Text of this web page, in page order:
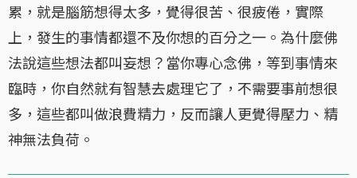
累，就是腦筋想得太多，覺得很苦、很疲倦，實際
上，發生的事情都還不及你想的百分之一。為什麼佛
法說這些想法都叫妄想？當你專心念佛，等到事情來
臨時，你自然就有智慧去處理它了，不需要事前想很
多，這些都叫做浪費精力，反而讓人更覺得壓力、精
神無法負荷。